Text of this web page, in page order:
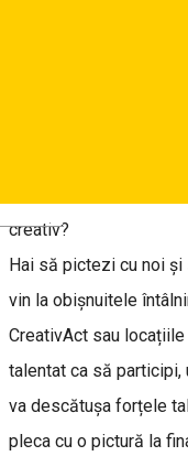
Deutsch
creativ?
Hai să pictezi cu noi
vin la obișnuitele
CreativAct sau
talentat ca să participi,
va descătușa forțele
pleca cu o pictură la